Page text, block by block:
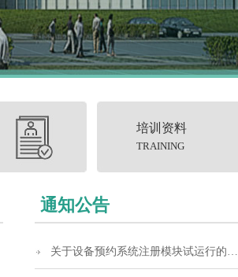
培训资料
TRAINING
通知公告
关于设备预约系统注册模块试运行的通知